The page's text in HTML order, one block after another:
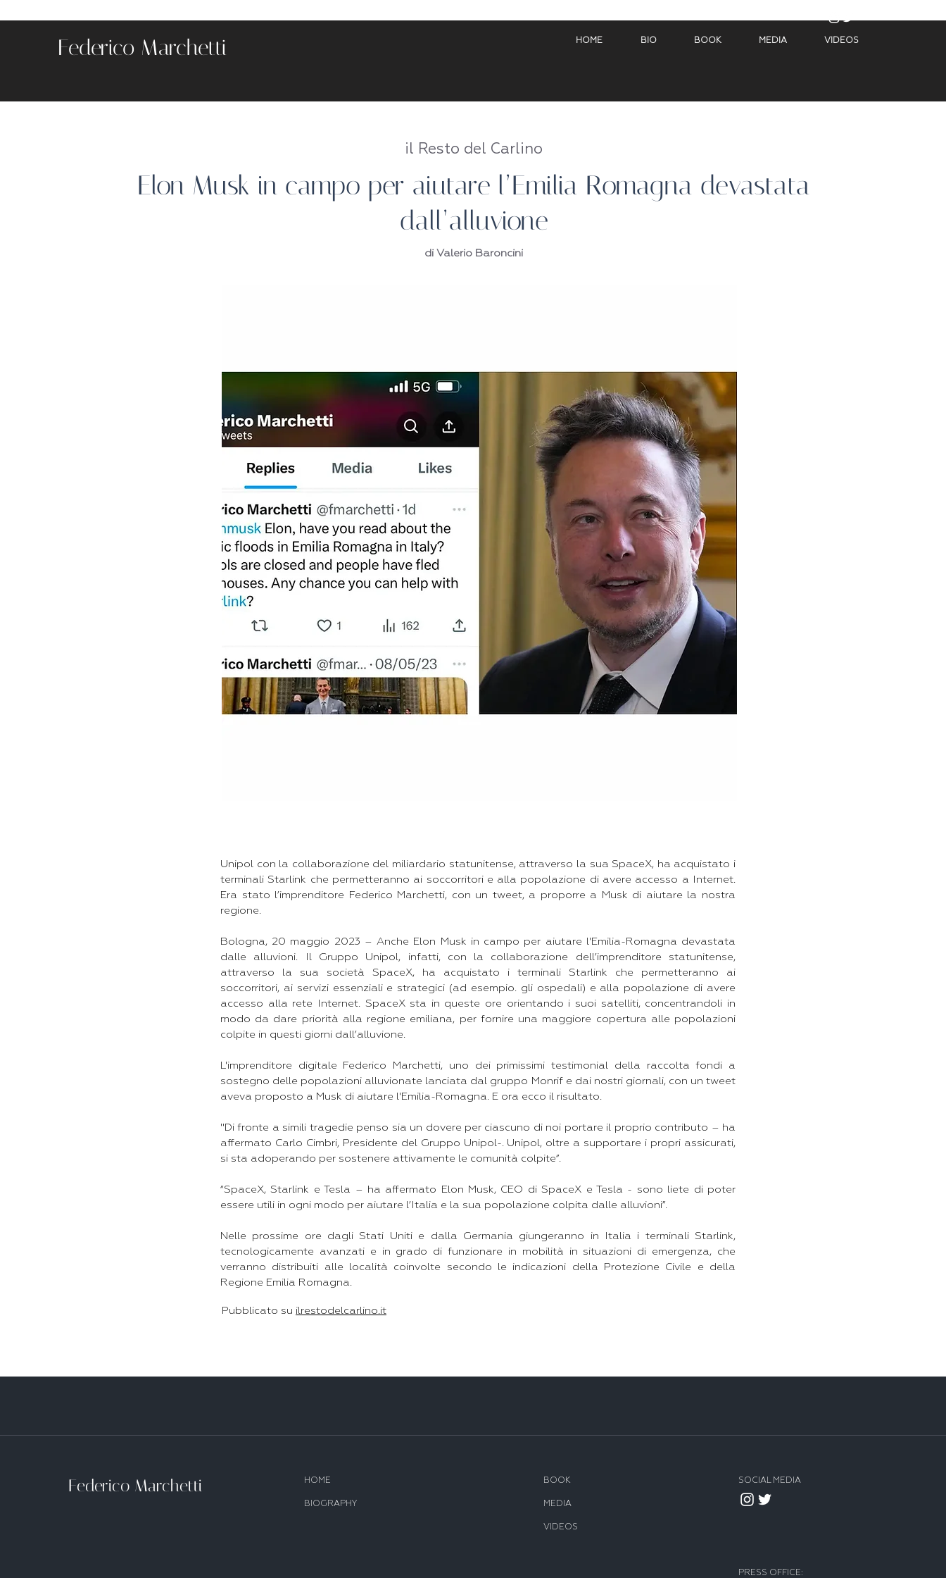
Federico Marchetti HOME BIO BOOK MEDIA VIDEOS
il Resto del Carlino
Elon Musk in campo per aiutare l’Emilia Romagna devastata
dall’alluvione
di Valerio Baroncini
Unipol con la collaborazione del miliardario statunitense, attraverso la sua SpaceX, ha acquistato i
terminali Starlink che permetteranno ai soccorritori e alla popolazione di avere accesso a Internet.
Era stato l’imprenditore Federico Marchetti, con un tweet, a proporre a Musk di aiutare la nostra
regione.
Bologna, 20 maggio 2023 – Anche Elon Musk in campo per aiutare l'Emilia-Romagna devastata
dalle alluvioni. Il Gruppo Unipol, infatti, con la collaborazione dell’imprenditore statunitense,
attraverso la sua società SpaceX, ha acquistato i terminali Starlink che permetteranno ai
soccorritori, ai servizi essenziali e strategici (ad esempio. gli ospedali) e alla popolazione di avere
accesso alla rete Internet. SpaceX sta in queste ore orientando i suoi satelliti, concentrandoli in
modo da dare priorità alla regione emiliana, per fornire una maggiore copertura alle popolazioni
colpite in questi giorni dall’alluvione.
L'imprenditore digitale Federico Marchetti, uno dei primissimi testimonial della raccolta fondi a
sostegno delle popolazioni alluvionate lanciata dal gruppo Monrif e dai nostri giornali, con un tweet
aveva proposto a Musk di aiutare l'Emilia-Romagna. E ora ecco il risultato.
"Di fronte a simili tragedie penso sia un dovere per ciascuno di noi portare il proprio contributo – ha
affermato Carlo Cimbri, Presidente del Gruppo Unipol-. Unipol, oltre a supportare i propri assicurati,
si sta adoperando per sostenere attivamente le comunità colpite”.
“SpaceX, Starlink e Tesla – ha affermato Elon Musk, CEO di SpaceX e Tesla - sono liete di poter
essere utili in ogni modo per aiutare l’Italia e la sua popolazione colpita dalle alluvioni”.
Nelle prossime ore dagli Stati Uniti e dalla Germania giungeranno in Italia i terminali Starlink,
tecnologicamente avanzati e in grado di funzionare in mobilità in situazioni di emergenza, che
verranno distribuiti alle località coinvolte secondo le indicazioni della Protezione Civile e della
Regione Emilia Romagna.
Pubblicato su ilrestodelcarlino.it
Federico Marchetti HOME
BIOGRAPHY
BOOK
MEDIA
VIDEOS
SOCIAL MEDIA
PRESS OFFICE: